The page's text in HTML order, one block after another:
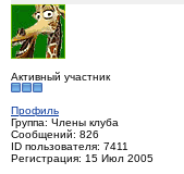
Активный участник
Профиль
Группа: Члены клуба
Сообщений: 826
ID пользователя: 7411
Регистрация: 15 Июл 2005